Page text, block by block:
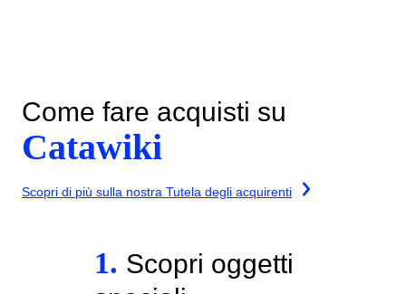
Come fare acquisti su
Catawiki
Scopri di più sulla nostra Tutela degli acquirenti
1. Scopri oggetti